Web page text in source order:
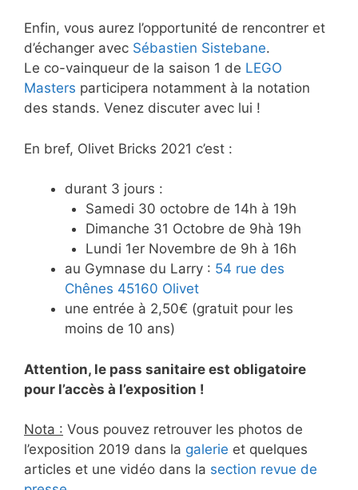
Enfin, vous aurez l’opportunité de rencontrer et
d’échanger avec Sébastien Sistebane.
Le co-vainqueur de la saison 1 de LEGO
Masters participera notamment à la notation
des stands. Venez discuter avec lui !
En bref, Olivet Bricks 2021 c’est :
durant 3 jours :
Samedi 30 octobre de 14h à 19h
Dimanche 31 Octobre de 9hà 19h
Lundi 1er Novembre de 9h à 16h
au Gymnase du Larry : 54 rue des
Chênes 45160 Olivet
une entrée à 2,50€ (gratuit pour les
moins de 10 ans)
Attention, le pass sanitaire est obligatoire
pour l’accès à l’exposition !
Nota : Vous pouvez retrouver les photos de
l’exposition 2019 dans la galerie et quelques
articles et une vidéo dans la section revue de